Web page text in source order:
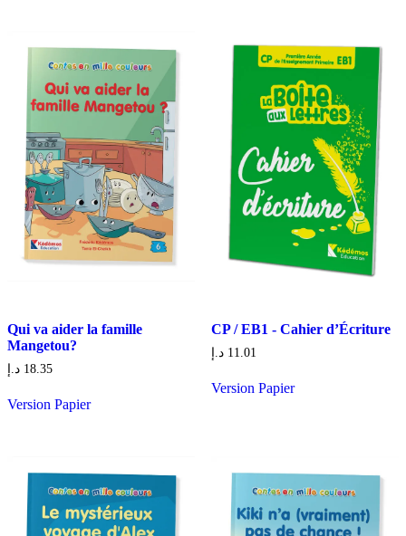
Qui va aider la famille
Mangetou?
18.35 د.إ
Version Papier
CP / EB1 - Cahier d’Écriture
11.01 د.إ
Version Papier